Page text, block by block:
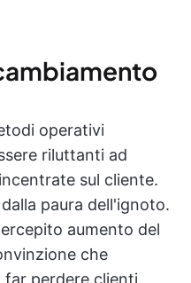
operativi
riluttanti ad
sul cliente.
paura dell'ignoto.
aumento del
che
far perdere clienti.